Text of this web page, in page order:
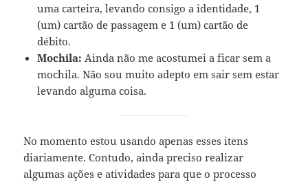
uma carteira, levando consigo a identidade, 1
(um) cartão de passagem e 1 (um) cartão de
débito.
Mochila: Ainda não me acostumei a ficar sem a
mochila. Não sou muito adepto em sair sem estar
levando alguma coisa.
No momento estou usando apenas esses itens
diariamente. Contudo, ainda preciso realizar
algumas ações e atividades para que o processo